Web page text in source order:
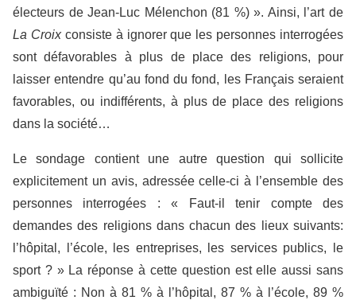
électeurs de Jean-Luc Mélenchon (81 %) ». Ainsi, l’art de
La Croixconsiste à ignorer que les personnes interrogées
sont défavorables à plus de place des religions, pour
laisser entendre qu’au fond du fond, les Français seraient
favorables, ou indifférents, à plus de place des religions
dans la société…
Le sondage contient une autre question qui sollicite
explicitement un avis, adressée celle-ci à l’ensemble des
personnes interrogées : « Faut-il tenir compte des
demandes des religions dans chacun des lieux suivants:
l’hôpital, l’école, les entreprises, les services publics, le
sport ? » La réponse à cette question est elle aussi sans
ambiguïté : Non à 81 % à l’hôpital, 87 % à l’école, 89 %